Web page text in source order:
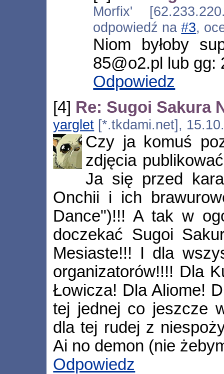
Morfix'
odpowiedź na#3,
Niom byłoby
85@o2.pl lub gg:
Odpowiedz
[4] Re: Sugoi Sakura
yarglet [*.tkdami.net],
Czy ja komuś
zdjęcia
Ja się przed
Onchii i ich
Dance")!!! A tak w
doczekać Sugoi
Mesiaste!!! I dla
organizatorów!!!! Dla
Łowicza! Dla Aliome!
tej jednej co jeszcze
dla tej rudej z
Ai no demon (nie
Odpowiedz